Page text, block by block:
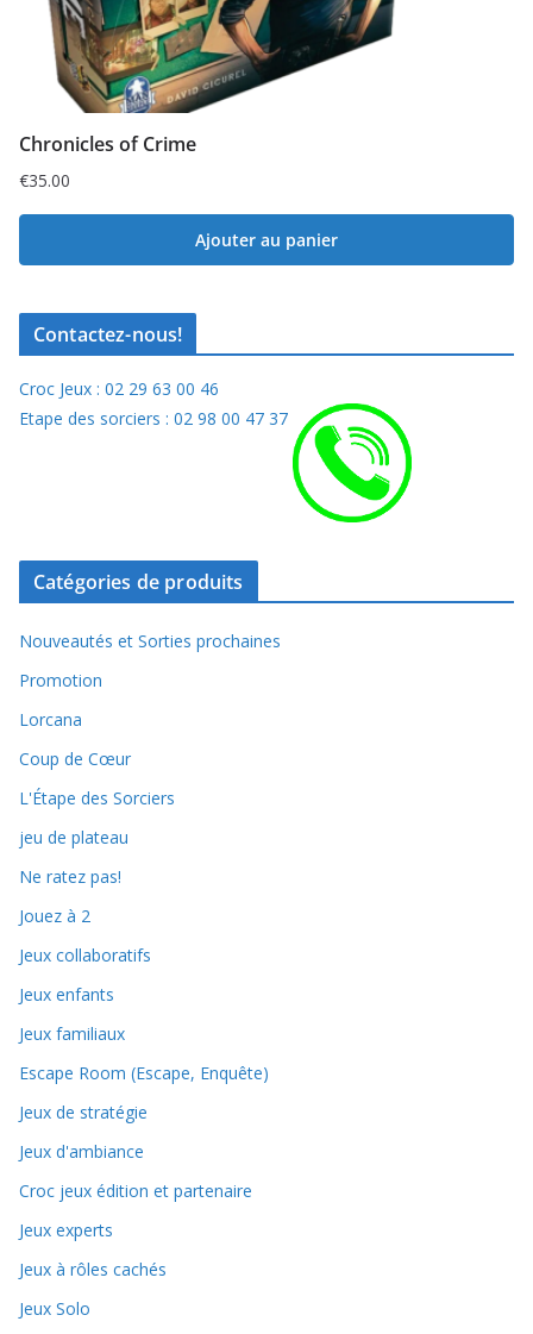
Chronicles of Crime
€35.00
Ajouter au panier
Contactez-nous!
Croc Jeux : 02 29 63 00 46
Etape des sorciers : 02 98 00 47 37
Catégories de produits
Nouveautés et Sorties prochaines
Promotion
Lorcana
Coup de Cœur
L'Étape des Sorciers
jeu de plateau
Ne ratez pas!
Jouez à 2
Jeux collaboratifs
Jeux enfants
Jeux familiaux
Escape Room (Escape, Enquête)
Jeux de stratégie
Jeux d'ambiance
Croc jeux édition et partenaire
Jeux experts
Jeux à rôles cachés
Jeux Solo